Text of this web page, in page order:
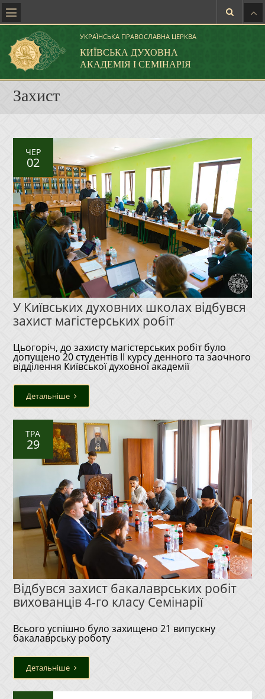
УКРАЇНСЬКА ПРАВОСЛАВНА ЦЕРКВА
КИЇВСЬКА ДУХОВНА
АКАДЕМІЯ І СЕМІНАРІЯ
Захист
ЧЕР
02
У Київських духовних школах відбувся
захист магістерських робіт
Цьогоріч, до захисту магістерських робіт було
допущено 20 студентів ІІ курсу денного та заочного
відділення Київської духовної академії
Детальніше
ТРА
29
Відбувся захист бакалаврських робіт
вихованців 4-го класу Семінарії
Всього успішно було захищено 21 випускну
бакалаврську роботу
Детальніше